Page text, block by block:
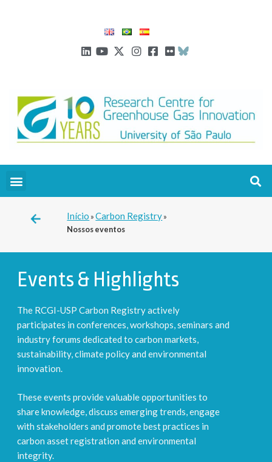
Início »Carbon Registry»
Nossos eventos
Events & Highlights
The RCGI-USP Carbon Registry actively
participates in conferences, workshops, seminars and
industry forums dedicated to carbon markets,
sustainability, climate policy and environmental
innovation.
These events provide valuable opportunities to
share knowledge, discuss emerging trends, engage
with stakeholders and promote best practices in
carbon asset registration and environmental
integrity.